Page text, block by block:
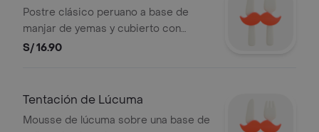
Postre clásico peruano a base de
manjar de yemas y cubierto con
merengue italiano.
S/ 16.90
Tentación de Lúcuma
Mousse de lúcuma sobre una base de